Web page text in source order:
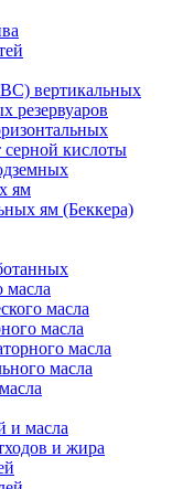
вертикальных
резервуаров
серной кислоты
ям
ям (Беккера)
масла
масла
масла
масла
масла
и масла
и жира